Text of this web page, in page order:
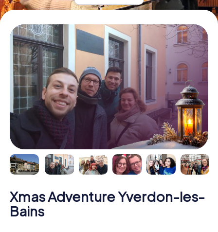
Xmas Adventure Yverdon-les-
Bains